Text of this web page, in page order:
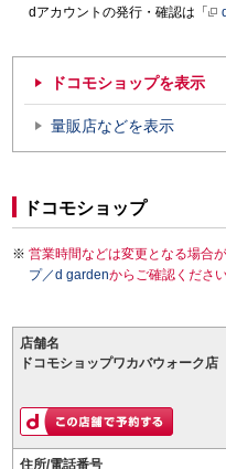
dアカウントの発行・確認は「
ドコモショップを表示
量販店などを表示
ドコモショップ
営業時間などは変更となる場合
プ／d gardenからご確認ください
店舗名
ドコモショップワカバウォーク店
住所/電話番号